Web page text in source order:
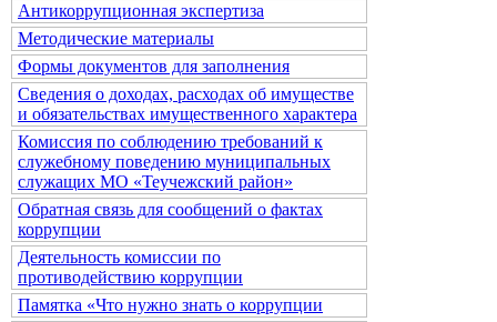
Антикоррупционная экспертиза
Методические материалы
Формы документов для заполнения
Сведения о доходах, расходах об имуществе
и обязательствах имущественного характера
Комиссия по соблюдению требований к
служебному поведению муниципальных
служащих МО «Теучежский район»
Обратная связь для сообщений о фактах
коррупции
Деятельность комиссии по
противодействию коррупции
Памятка «Что нужно знать о коррупции